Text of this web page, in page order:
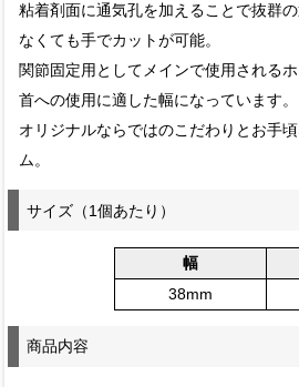
粘着剤面に通気孔を加えることで抜群
なくても手でカットが可能。
関節固定用としてメインで使用される
首への使用に適した幅になっています。
オリジナルならではのこだわりとお手
ム。
サイズ（1個あたり）
幅
38mm
商品内容